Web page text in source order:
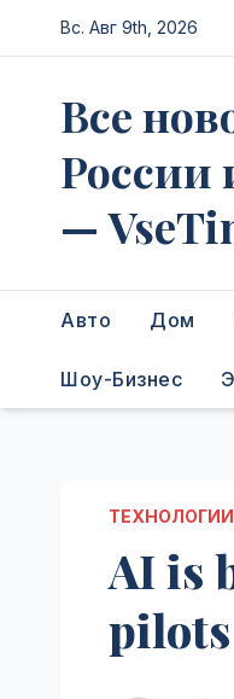
Перейти
к
Вс. Авг 9th, 2026
Все
России
—
Авто Дом
Шоу-Бизнес
ТЕХНОЛОГИИ
AI is